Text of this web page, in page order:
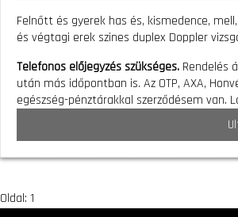
Felnőtt és gyerek has és, kismedence,
és végtagi erek szines duplex Doppler
Telefonos előjegyzés szükséges. Rendelés
után más időpontban is. Az OTP, AXA,
egészség-pénztárakkal szerződésem van.
Oldal: 1